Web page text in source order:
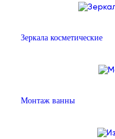
Зеркала косметические
Монтаж ванны